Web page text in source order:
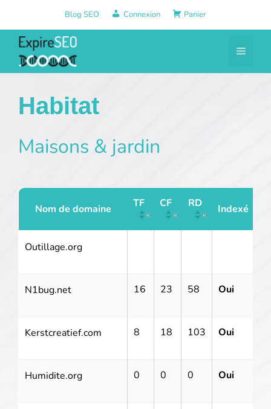
contenu
Blog SEO Connexion Panier
Menu
Habitat
Maisons & jardin
Nom de domaine TF CF RD Indexé
Outillage.org
N1bug.net 16 23 58 Oui
Kerstcreatief.com 8 18 103 Oui
Humidite.org 0 0 0 Oui